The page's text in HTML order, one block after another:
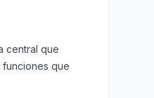
central que
que